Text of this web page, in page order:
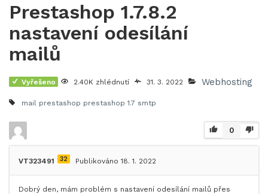
Prestashop 1.7.8.2
nastavení odesílání
mailů
Vyřešeno 2.40K zhlédnutí 31. 3. 2022 Webhosting
mail prestashop prestashop 1.7 smtp
0
VT323491 32 Publikováno 18. 1. 2022
Dobrý den, mám problém s nastavení odesílání mailů přes